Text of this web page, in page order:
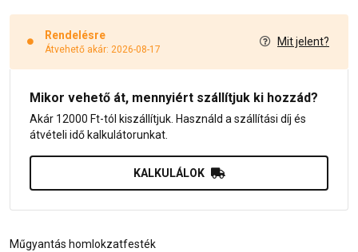
Rendelésre
Átvehető akár: 2026-08-17
Mit jelent?
Mikor vehető át, mennyiért szállítjuk ki hozzád?
Akár 12000 Ft-tól kiszállítjuk. Használd a szállítási díj és
átvételi idő kalkulátorunkat.
KALKULÁLOK
Műgyantás homlokzatfesték